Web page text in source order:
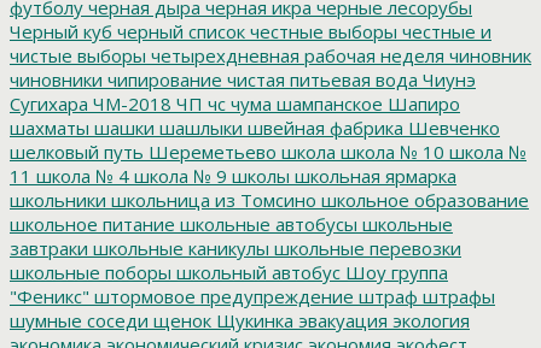
футболу черная дыра черная икра черные лесорубы
Черный куб черный список честные выборы честные и
чистые выборы четырехдневная рабочая неделя чиновник
чиновники чипирование чистая питьевая вода Чиунэ
Сугихара ЧМ-2018 ЧП чс чума шампанское Шапиро
шахматы шашки шашлыки швейная фабрика Шевченко
шелковый путь Шереметьево школа школа № 10 школа №
11 школа № 4 школа № 9 школы школьная ярмарка
школьники школьница из Томсино школьное образование
школьное питание школьные автобусы школьные
завтраки школьные каникулы школьные перевозки
школьные поборы школьный автобус Шоу группа
"Феникс" штормовое предупреждение штраф штрафы
шумные соседи щенок Щукинка эвакуация экология